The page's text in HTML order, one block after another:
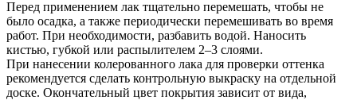
Перед применением лак тщательно перемешать, чтобы не
было осадка, а также периодически перемешивать во время
работ. При необходимости, разбавить водой. Наносить
кистью, губкой или распылителем 2–3 слоями.
При нанесении колерованного лака для проверки оттенка
рекомендуется сделать контрольную выкраску на отдельной
доске. Окончательный цвет покрытия зависит от вида,